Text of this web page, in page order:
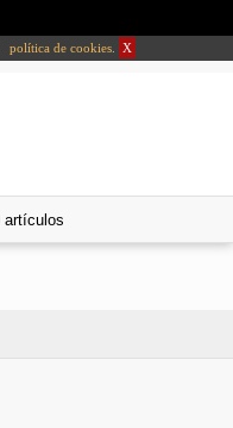
política de cookies X